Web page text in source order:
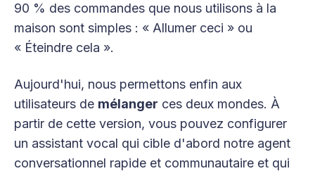
90 % des commandes que nous utilisons à la
maison sont simples : « Allumer ceci » ou
« Éteindre cela ».
Aujourd'hui, nous permettons enfin aux
utilisateurs de mélanger ces deux mondes. À
partir de cette version, vous pouvez configurer
un assistant vocal qui cible d'abord notre agent
conversationnel rapide et communautaire et qui